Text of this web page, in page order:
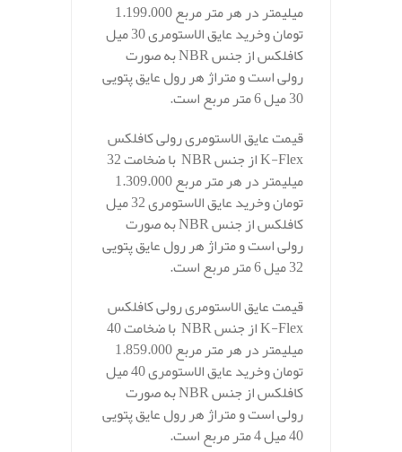
میلیمتر در هر متر مربع 1.199.000
تومان وخرید عایق الاستومری 30 میل
کافلکس از جنس NBR به صورت
رولی است و متراژ هر رول عایق پتویی
30 میل 6 متر مربع است.
قیمت عایق الاستومری رولی کافلکس
K-Flex از جنس NBR با ضخامت 32
میلیمتر در هر متر مربع 1.309.000
تومان وخرید عایق الاستومری 32 میل
کافلکس از جنس NBR به صورت
رولی است و متراژ هر رول عایق پتویی
32 میل 6 متر مربع است.
قیمت عایق الاستومری رولی کافلکس
K-Flex از جنس NBR با ضخامت 40
میلیمتر در هر متر مربع 1.859.000
تومان وخرید عایق الاستومری 40 میل
کافلکس از جنس NBR به صورت
رولی است و متراژ هر رول عایق پتویی
40 میل 4 متر مربع است.